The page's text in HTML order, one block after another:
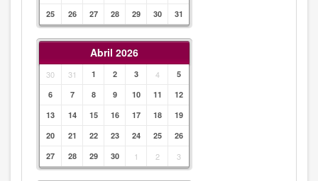
25
26 27 28 29 30 31
Abril 2026
30 31 1 2 3 4
5
6
7 8 9 10 11
12
13
14 15 16 17 18
19
20
21 22 23 24 25
26
27
28 29 30 1 2 3